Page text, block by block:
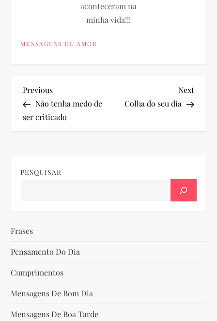
aconteceram na
minha vida!!!
MENSAGENS DE AMOR
N
a
ç
ã
o
d
Previous
Post
Previous
Não tenha medo de
ser criticado
Next
Post
Next
Colha do seu dia
PESQUISAR
Frases
Pensamento Do Dia
Cumprimentos
Mensagens De Bom Dia
Mensagens De Boa Tarde